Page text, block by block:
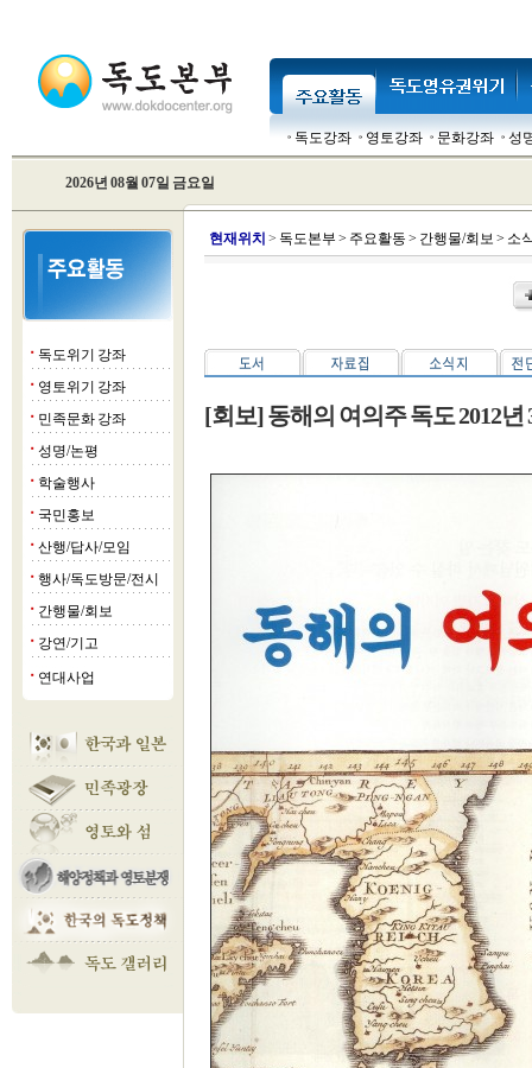
독도강좌 영토강좌 문화강좌 성
2026년 08월 07일 금요일
■ 독도위기 강좌
■ 영토위기 강좌
■ 민족문화 강좌
■ 성명/논평
■ 학술행사
■ 국민홍보
■ 산행/답사/모임
■ 행사/독도방문/전시
■ 간행물/회보
■ 강연/기고
■ 연대사업
현재위치 > 독도본부 > 주요활동 > 간행물/회보 > 소
[회보] 동해의 여의주 독도 2012년